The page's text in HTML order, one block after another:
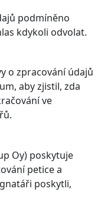
podmíněno
kdykoli odvolat.
o zpracování údajů
aby zjistil, zda
ve
Oy) poskytuje
petice a
poskytli,